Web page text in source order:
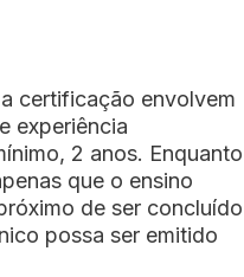
certificação envolvem
experiência
2 anos. Enquanto
que o ensino
de ser concluído
possa ser emitido